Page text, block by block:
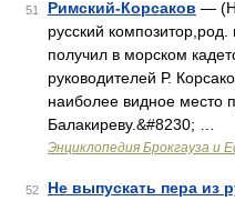
51 Римский-Корсаков —
русский
получил в морском
руководителей Р.
наиболее видное место
Балакиреву.&#8230; …
Энциклопедия Брокгауза и
52 Не выпускать пера из